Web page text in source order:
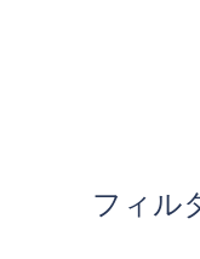
フィル